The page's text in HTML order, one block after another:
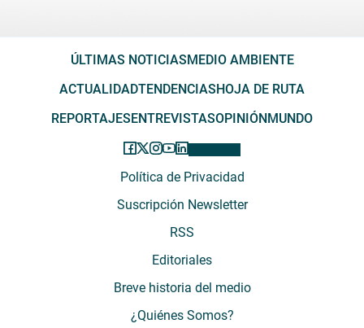
ÚLTIMAS NOTICIASMEDIO AMBIENTE
ACTUALIDADTENDENCIASHOJA DE RUTA
REPORTAJESENTREVISTASOPINIÓNMUNDO
Política de Privacidad
Suscripción Newsletter
RSS
Editoriales
Breve historia del medio
¿Quiénes Somos?